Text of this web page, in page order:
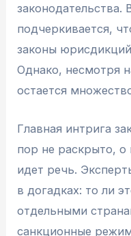
законодательства.
подчеркивается,
законы
Однако, несмотря
остается
Главная интрига
пор не раскрыто, о
идет речь.
в догадках: то ли
отдельными
санкционные